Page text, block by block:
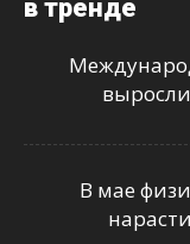
в тренде
В мае